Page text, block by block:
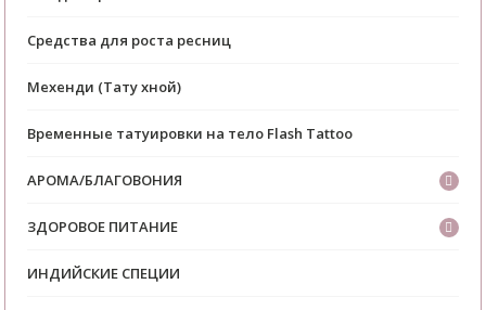
Средства для роста ресниц
Мехенди (Тату хной)
Временные татуировки на тело Flash Tattoo
АРОМА/БЛАГОВОНИЯ
ЗДОРОВОЕ ПИТАНИЕ
ИНДИЙСКИЕ СПЕЦИИ